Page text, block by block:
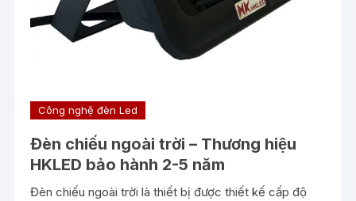
Công nghệ đèn Led
Đèn chiếu ngoài trời – Thương hiệu
HKLED bảo hành 2-5 năm
Đèn chiếu ngoài trời là thiết bị được thiết kế cấp độ